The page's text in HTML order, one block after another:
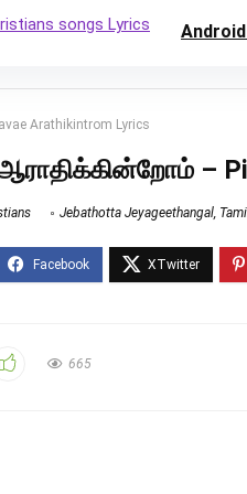
Arathikintrom Lyrics
ஆராதிக்கின்றோம் –
Jebathotta Jeyageethangal,
665